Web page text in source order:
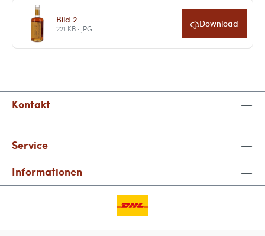
Bild 2
221 KB · JPG Download
Kontakt
Service
Informationen